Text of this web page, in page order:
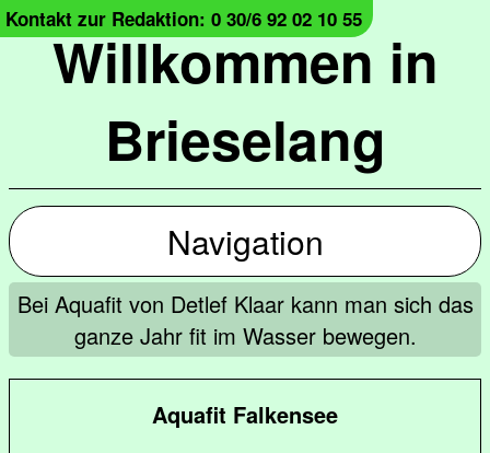
Willkommen in
Brieselang
Kontakt zur Redaktion: 0 30/6 92 02 10 55
Navigation
Bei Aquafit von Detlef Klaar kann man sich das
ganze Jahr fit im Wasser bewegen.
Aquafit Falkensee